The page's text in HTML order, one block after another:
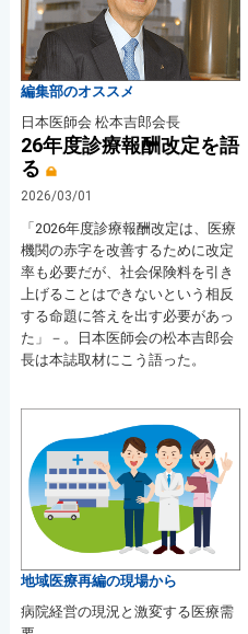
編集部のオススメ
日本医師会 松本吉郎会長
26年度診療報酬改定を語
る
2026/03/01
「2026年度診療報酬改定は、医療
機関の赤字を改善するために改定
率も必要だが、社会保険料を引き
上げることはできないという相反
する命題に答えを出す必要があっ
た」－。日本医師会の松本吉郎会
長は本誌取材にこう語った。
地域医療再編の現場から
病院経営の現況と激変する医療需